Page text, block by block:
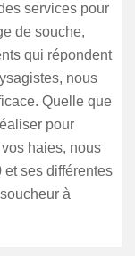
services pour
de souche,
qui répondent
nous
Quelle que
pour
haies, nous
ses différentes
à